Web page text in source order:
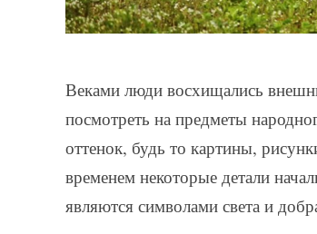
Веками люди восхищались
посмотреть на предметы
оттенок, будь то картины,
временем некоторые детали
являются символами света и